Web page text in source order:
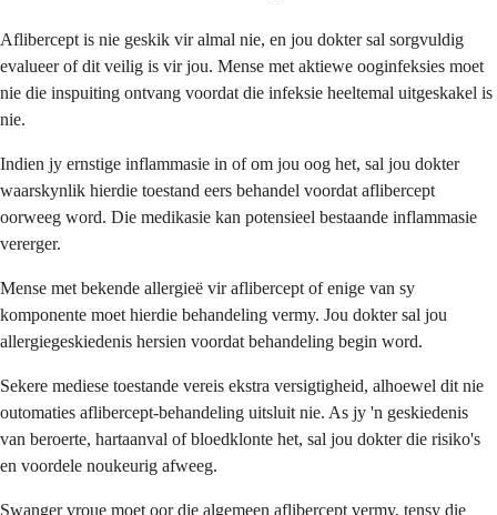
Aflibercept is nie geskik vir almal nie, en jou dokter sal sorgvuldig
evalueer of dit veilig is vir jou. Mense met aktiewe ooginfeksies moet
nie die inspuiting ontvang voordat die infeksie heeltemal uitgeskakel is
nie.
Indien jy ernstige inflammasie in of om jou oog het, sal jou dokter
waarskynlik hierdie toestand eers behandel voordat aflibercept
oorweeg word. Die medikasie kan potensieel bestaande inflammasie
vererger.
Mense met bekende allergieë vir aflibercept of enige van sy
komponente moet hierdie behandeling vermy. Jou dokter sal jou
allergiegeskiedenis hersien voordat behandeling begin word.
Sekere mediese toestande vereis ekstra versigtigheid, alhoewel dit nie
outomaties aflibercept-behandeling uitsluit nie. As jy 'n geskiedenis
van beroerte, hartaanval of bloedklonte het, sal jou dokter die risiko's
en voordele noukeurig afweeg.
Swanger vroue moet oor die algemeen aflibercept vermy, tensy die